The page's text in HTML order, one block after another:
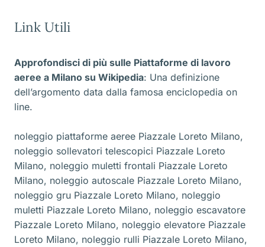
Link Utili
Approfondisci di più sulle Piattaforme di lavoro
aeree a Milano su Wikipedia: Una definizione
dell’argomento data dalla famosa enciclopedia on
line.
noleggio piattaforme aeree Piazzale Loreto Milano,
noleggio sollevatori telescopici Piazzale Loreto
Milano, noleggio muletti frontali Piazzale Loreto
Milano, noleggio autoscale Piazzale Loreto Milano,
noleggio gru Piazzale Loreto Milano, noleggio
muletti Piazzale Loreto Milano, noleggio escavatore
Piazzale Loreto Milano, noleggio elevatore Piazzale
Loreto Milano, noleggio rulli Piazzale Loreto Milano,